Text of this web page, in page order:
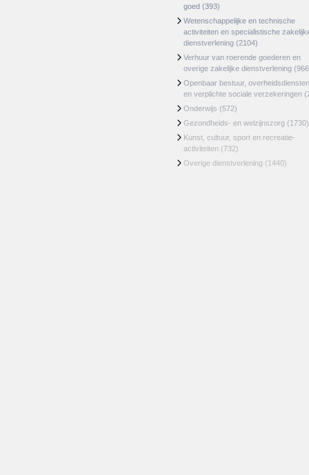
goed (393)
Wetenschappelijke en technische
activiteiten en specialistische
dienstverlening (2104)
Verhuur van roerende goederen en
overige zakelijke dienstverlening
Openbaar bestuur, overheidsdiensten
en verplichte sociale verzekeringen
Onderwijs (572)
Gezondheids- en welzijnszorg (1730)
Kunst, cultuur, sport en recreatie-
activiteiten (732)
Overige dienstverlening (1440)